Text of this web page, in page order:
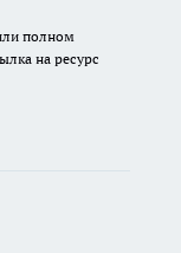
полном
на ресурс